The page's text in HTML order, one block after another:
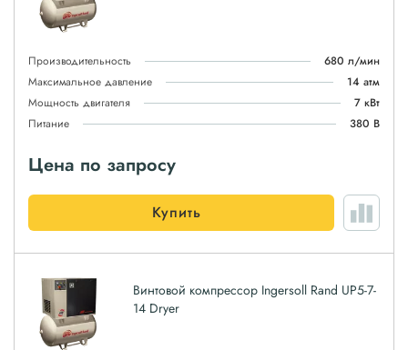
Производительность
680 л/мин
Максимальное давление
14 атм
Мощность двигателя
7 кВт
Питание
380 В
Цена по запросу
Купить
Винтовой компрессор Ingersoll Rand UP5-7-
14 Dryer